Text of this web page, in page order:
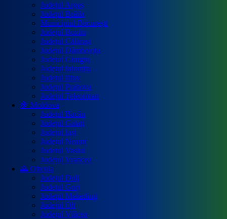
Județul Argeș
Județul Brăila
Municipiul București
Județul Buzău
Județul Călărași
Județul Dâmbovița
Județul Giurgiu
Județul Ialomița
Județul Ilfov
Județul Prahova
Județul Teleorman
🍇 Moldova
Județul Bacău
Județul Galați
Județul Iași
Județul Neamț
Județul Vaslui
Județul Vrancea
🌄 Oltenia
Județul Dolj
Județul Gorj
Județul Mehedinți
Județul Olt
Județul Vâlcea